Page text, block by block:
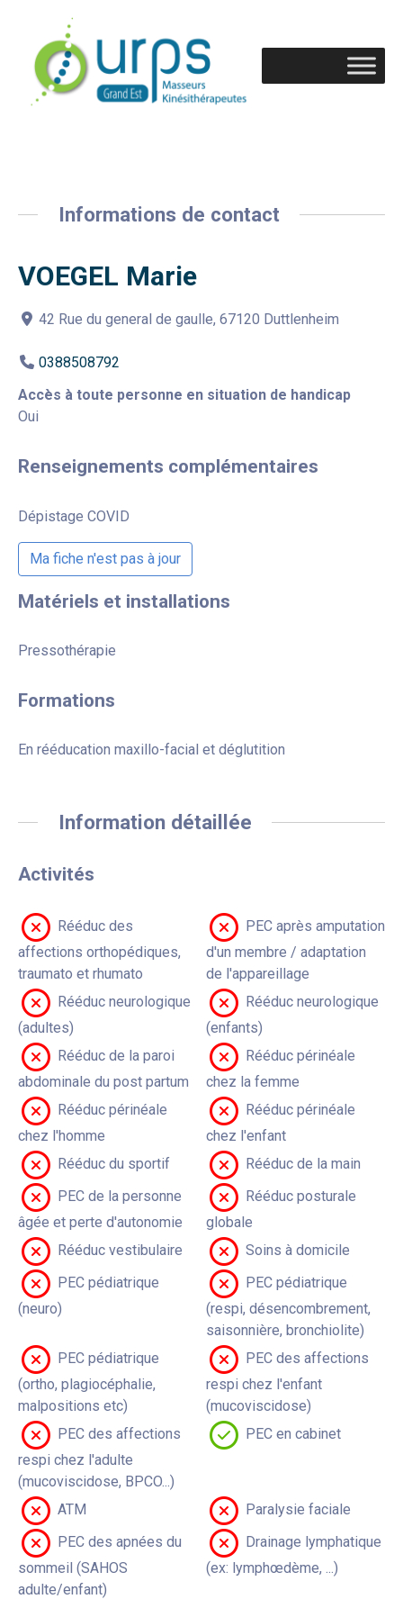
Informations de contact
VOEGEL Marie
42 Rue du general de gaulle, 67120 Duttlenheim
0388508792
Accès à toute personne en situation de handicap
Oui
Renseignements complémentaires
Dépistage COVID
Ma fiche n'est pas à jour
Matériels et installations
Pressothérapie
Formations
En rééducation maxillo-facial et déglutition
Information détaillée
Activités
Rééduc des
affections orthopédiques,
traumato et rhumato
PEC après amputation
d'un membre / adaptation
de l'appareillage
Rééduc neurologique
(adultes)
Rééduc neurologique
(enfants)
Rééduc de la paroi
abdominale du post partum
Rééduc périnéale
chez la femme
Rééduc périnéale
chez l'homme
Rééduc périnéale
chez l'enfant
Rééduc du sportif
Rééduc de la main
PEC de la personne
âgée et perte d'autonomie
Rééduc posturale
globale
Rééduc vestibulaire
Soins à domicile
PEC pédiatrique
(neuro)
PEC pédiatrique
(respi, désencombrement,
saisonnière, bronchiolite)
PEC pédiatrique
(ortho, plagiocéphalie,
malpositions etc)
PEC des affections
respi chez l'enfant
(mucoviscidose)
PEC des affections
respi chez l'adulte
(mucoviscidose, BPCO...)
PEC en cabinet
ATM
Paralysie faciale
PEC des apnées du
sommeil (SAHOS
adulte/enfant)
Drainage lymphatique
(ex: lymphœdème, ...)